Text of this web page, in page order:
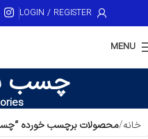
LOGIN / REGISTER
MENU
چسب
خانه محصولات برچسب خورده